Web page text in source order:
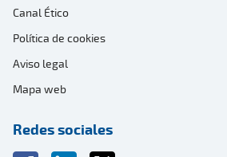
Canal Ético
Política de cookies
Aviso legal
Mapa web
Redes sociales